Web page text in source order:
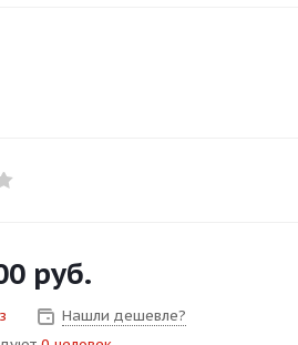
руб.
Нашли дешевле?